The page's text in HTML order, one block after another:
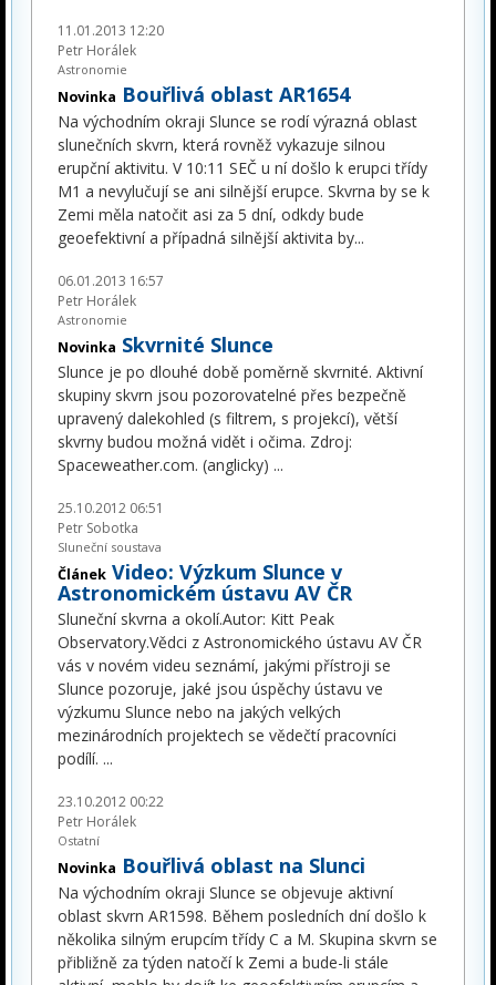
11.01.2013 12:20
Petr Horálek
Astronomie
Novinka Bouřlivá oblast AR1654
Na východním okraji Slunce se rodí výrazná oblast
slunečních skvrn, která rovněž vykazuje silnou
erupční aktivitu. V 10:11 SEČ u ní došlo k erupci třídy
M1 a nevylučují se ani silnější erupce. Skvrna by se k
Zemi měla natočit asi za 5 dní, odkdy bude
geoefektivní a případná silnější aktivita by...
06.01.2013 16:57
Petr Horálek
Astronomie
Novinka Skvrnité Slunce
Slunce je po dlouhé době poměrně skvrnité. Aktivní
skupiny skvrn jsou pozorovatelné přes bezpečně
upravený dalekohled (s filtrem, s projekcí), větší
skvrny budou možná vidět i očima. Zdroj:
Spaceweather.com. (anglicky) ...
25.10.2012 06:51
Petr Sobotka
Sluneční soustava
Článek Video: Výzkum Slunce v
Astronomickém ústavu AV ČR
Sluneční skvrna a okolí.Autor: Kitt Peak
Observatory.Vědci z Astronomického ústavu AV ČR
vás v novém videu seznámí, jakými přístroji se
Slunce pozoruje, jaké jsou úspěchy ústavu ve
výzkumu Slunce nebo na jakých velkých
mezinárodních projektech se vědečtí pracovníci
podílí. ...
23.10.2012 00:22
Petr Horálek
Ostatní
Novinka Bouřlivá oblast na Slunci
Na východním okraji Slunce se objevuje aktivní
oblast skvrn AR1598. Během posledních dní došlo k
několika silným erupcím třídy C a M. Skupina skvrn se
přibližně za týden natočí k Zemi a bude-li stále